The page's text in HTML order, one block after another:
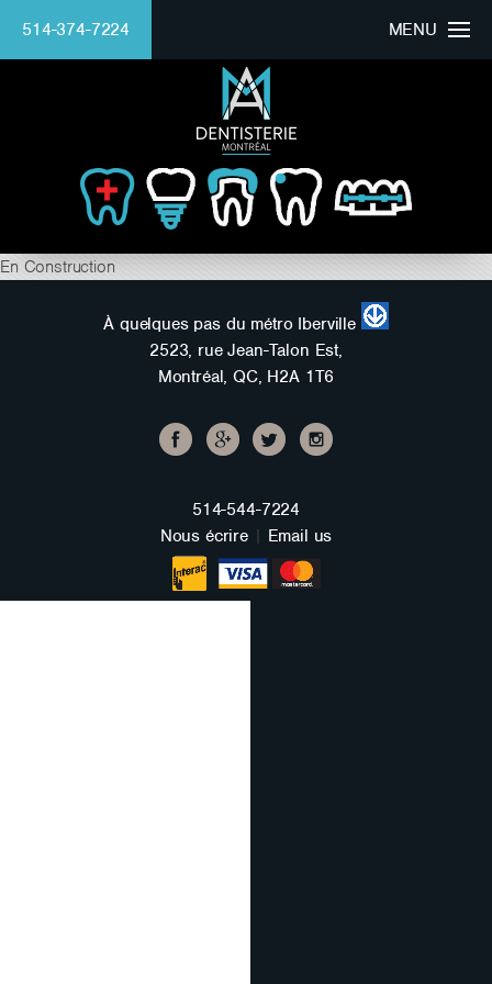
514-374-7224 MENU
En Construction
À quelques pas du métro Iberville
2523, rue Jean-Talon Est,
Montréal, QC, H2A 1T6
514-544-7224
Nous écrire| Email us
CLINIC
DOCTOR
BEAUTIFUL SMILE
SERVICES
FINANCING
Mounaim Azmi